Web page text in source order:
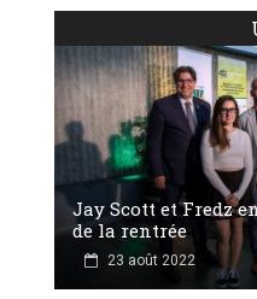
Jay Scott et Fredz
de la rentrée
23 août 2022